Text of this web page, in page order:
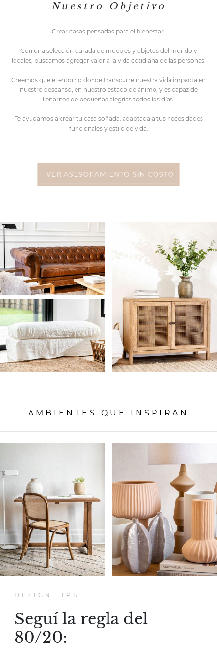
N u e s t r o O b j e t i v o
Crear casas pensadas para el bienestar.
Con una selección curada de muebles y objetos del mundo y
locales, buscamos agregar valor a la vida cotidiana de las personas.
Creemos que el entorno donde transcurre nuestra vida impacta en
nuestro descanso, en nuestro estado de ánimo, y es capaz de
llenarnos de pequeñas alegrías todos los días.
Te ayudamos a crear tu casa soñada: adaptada a tus necesidades
funcionales y estilo de vida.
AMBIENTES QUE INSPIRAN
DESIGN TIPS
Seguí la regla del
80/20: